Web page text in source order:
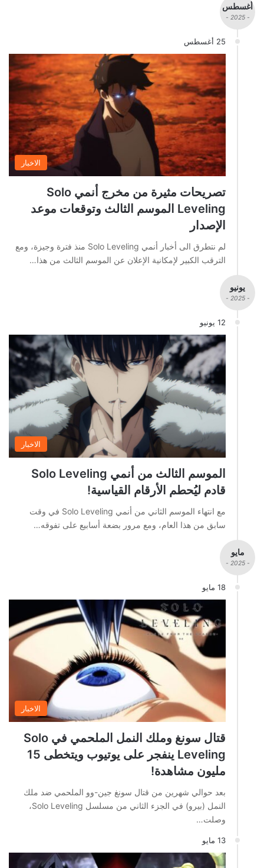
أغسطس
- 2025 -
25 أغسطس
الاخبار
تصريحات مثيرة من مخرج أنمي Solo
Leveling الموسم الثالث وتوقعات موعد
الإصدار
لم نتطرق الى أخبار أنمي Solo Leveling منذ فترة وجيزة، ومع
الترقب الكبير لإمكانية الإعلان عن الموسم الثالث من هذا…
يونيو
- 2025 -
12 يونيو
الاخبار
الموسم الثالث من أنمي Solo Leveling
قادم ليُحطم الأرقام القياسية!
مع انتهاء الموسم الثاني من أنمي Solo Leveling في وقت
سابق من هذا العام، ومع مرور بضعة أسابيع على تفوقه…
مايو
- 2025 -
18 مايو
الاخبار
قتال سونغ وملك النمل الملحمي في Solo
Leveling ينفجر على يوتيوب ويتخطى 15
مليون مشاهدة!
بعد حوالي شهرين من قتال سونغ جين-وو الملحمي ضد ملك
النمل (بيرو) في الجزء الثاني من مسلسل Solo Leveling،
وصلت…
13 مايو